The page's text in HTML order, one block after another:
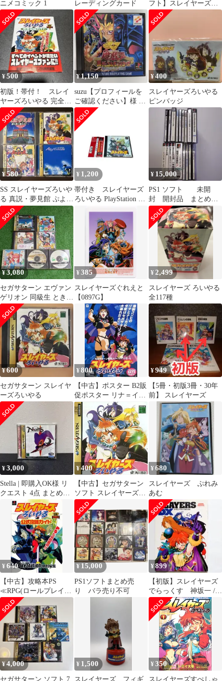
ニメコミック 1 レーディングカード
フト】スレイヤーズろ
いやる
¥500
初版！帯付！ スレイ
ヤーズろいやる 完全攻
略ガイド 攻略重視にな
ってます!!
¥1,150
suzu【プロフィールを
ご確認ください】様 リ
クエスト 3点 まとめ商
品
¥400
スレイヤーズろいやる
ピンバッジ
¥580
SS スレイヤーズろいや
る 真説・夢見館 ぷよぷ
よ通 エアーズアドベン
チャー
¥ 1,200
帯付き スレイヤーズ
ろいやる PlayStation ソ
¥ 15,000
PS1 ソフト 未開
封 開封品 まとめ
PlayStation プレステ
¥3,080
セガサターン エヴァン
ゲリオン 同級生 ときめ
きメモリアル スレイヤ
ーズ
¥385
スレイヤーズぐれえと
【0897G】
¥ 2,499
スレイヤーズ ろいやる
全117種
¥600
セガサターン スレイヤ
ーズろいやる
¥800
【中古】ポスター B2販
促ポスター リナ＝イン
バース＆白蛇のナーガ
「SSソフト スレイヤー
ズろいやる」
¥949
【5冊・初版3冊・30年
前】 スレイヤーズ
¥3,000
Stella | 即購入OK様 リ
クエスト 4点 まとめ商
¥400
【中古】セガサターン
ソフト スレイヤーズろ
いやる
¥680
スレイヤーズ ぷれみ
あむ
¥640
【中古】攻略本PS
≪RPG(ロールプレイン
グゲーム)≫ PS スレイ
ヤーズろいやる 公式攻
略ガイド
¥ 15,000
PS1ソフトまとめ売
り バラ売り不可
¥899
【初版】スレイヤーズ
でらっくす 神坂一 /
あらいずみるい / スレ
イヤーズ!
¥4,000
セガサターン ソフト 7
¥ 1,500
スレイヤーズ フィギ
¥350
スレイヤーズすぺしゃ